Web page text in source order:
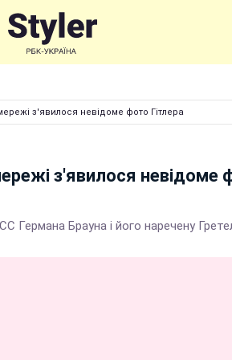
з'явилося невідоме фото Гітлера
з'явилося невідоме
Германа Брауна і його наречену